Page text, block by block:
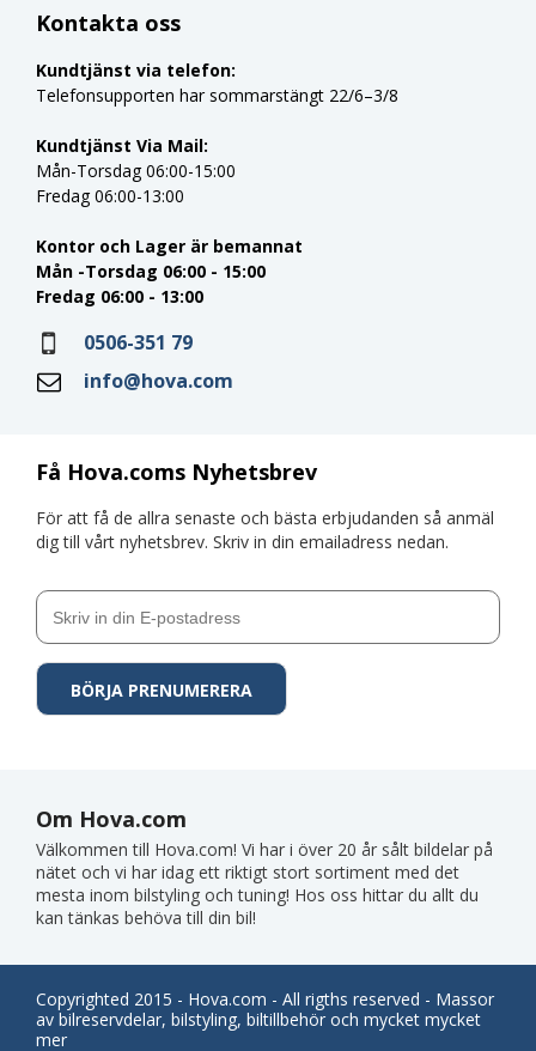
Få Hova.coms Nyhetsbrev
För att få de allra senaste och bästa erbjudanden så anmäl
dig till vårt nyhetsbrev. Skriv in din emailadress nedan.
Kontakta oss
Kundtjänst via telefon:
Telefonsupporten har sommarstängt 22/6–3/8
Kundtjänst Via Mail:
Mån-Torsdag 06:00-15:00
Fredag 06:00-13:00
Kontor och Lager är bemannat
Mån -Torsdag 06:00 - 15:00
Fredag 06:00 - 13:00
0506-351 79
info@hova.com
Om Hova.com
Välkommen till Hova.com! Vi har i över 20 år sålt bildelar på
nätet och vi har idag ett riktigt stort sortiment med det
mesta inom bilstyling och tuning! Hos oss hittar du allt du
kan tänkas behöva till din bil!
Copyrighted 2015 - Hova.com - All rigths reserved - Massor
av bilreservdelar, bilstyling, biltillbehör och mycket mycket
mer